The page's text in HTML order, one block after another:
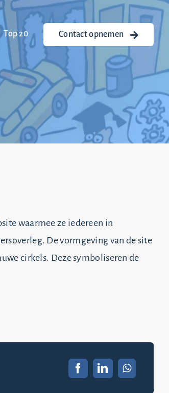
Top 20 Contact opnemen
waarmee ze iedereen in
De vormgeving van de site
cirkels. Deze symboliseren de